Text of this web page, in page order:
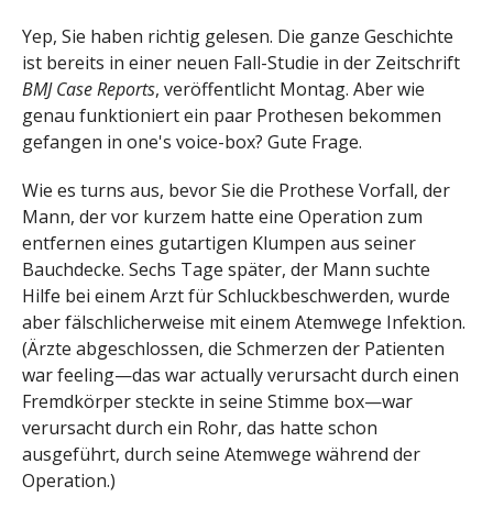
Yep, Sie haben richtig gelesen. Die ganze Geschichte
ist bereits in einer neuen Fall-Studie in der Zeitschrift
BMJ Case Reports, veröffentlicht Montag. Aber wie
genau funktioniert ein paar Prothesen bekommen
gefangen in one's voice-box? Gute Frage.
Wie es turns aus, bevor Sie die Prothese Vorfall, der
Mann, der vor kurzem hatte eine Operation zum
entfernen eines gutartigen Klumpen aus seiner
Bauchdecke. Sechs Tage später, der Mann suchte
Hilfe bei einem Arzt für Schluckbeschwerden, wurde
aber fälschlicherweise mit einem Atemwege Infektion.
(Ärzte abgeschlossen, die Schmerzen der Patienten
war feeling—das war actually verursacht durch einen
Fremdkörper steckte in seine Stimme box—war
verursacht durch ein Rohr, das hatte schon
ausgeführt, durch seine Atemwege während der
Operation.)